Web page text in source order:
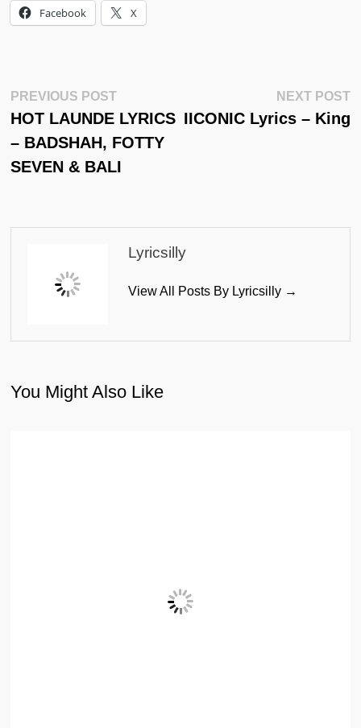
Facebook X
Post
Navigation
PREVIOUS POSTPrevious
Post:
HOT LAUNDE LYRICS
– BADSHAH, FOTTY
SEVEN & BALI
NEXT POST
IICONIC Lyrics – King
Lyricsilly
View All Posts By Lyricsilly →
You Might Also Like